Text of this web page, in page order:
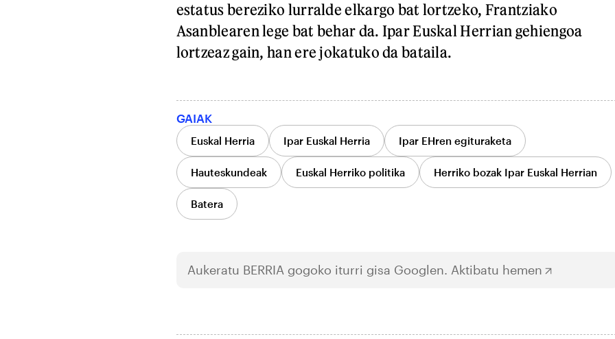
estatus bereziko lurralde elkargo bat lortzeko, Frantziako
Asanblearen lege bat behar da. Ipar Euskal Herrian gehiengoa
lortzeaz gain, han ere jokatuko da bataila.
GAIAK
Euskal Herria Ipar Euskal Herria Ipar EHren egituraketa
Hauteskundeak Euskal Herriko politika Herriko bozak Ipar Euskal Herrian
Batera
Aukeratu BERRIA gogoko iturri gisa Googlen. Aktibatu hemen